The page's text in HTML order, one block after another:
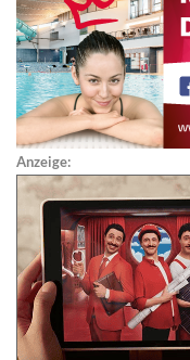
Anzeige: